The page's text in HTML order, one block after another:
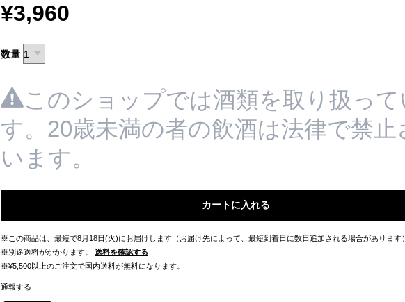
¥3,960
数量
このショップでは酒類を取り扱って
す。20歳未満の者の飲酒は法律で禁止
います。
カートに入れる
※この商品は、最短で8月18日(火)にお届けします（お届け先によって、最短到着日に数日追加される場合があります
※別途送料がかかります。
送料を確認する
※¥5,500以上のご注文で国内送料が無料になります。
通報する